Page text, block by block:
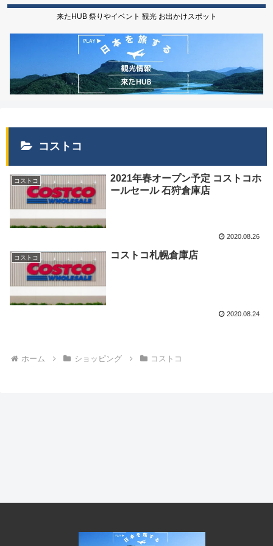
来たHUB 祭りやイベント 観光 お出かけスポット
コストコ
コストコ
2021年春オープン予定 コストコホ
ールセール 石狩倉庫店
2020.08.26
コストコ コストコ札幌倉庫店
2020.08.24
ホーム ショッピング コストコ